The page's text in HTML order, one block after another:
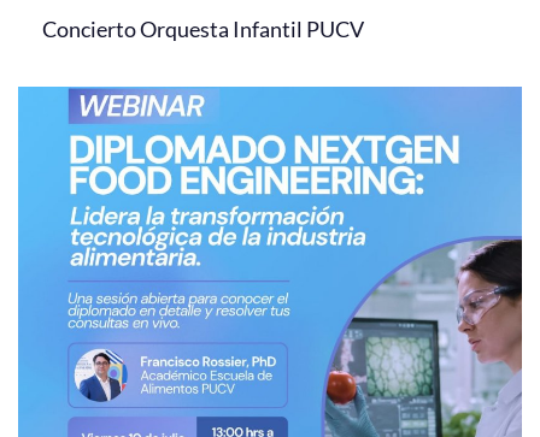
Concierto Orquesta Infantil PUCV